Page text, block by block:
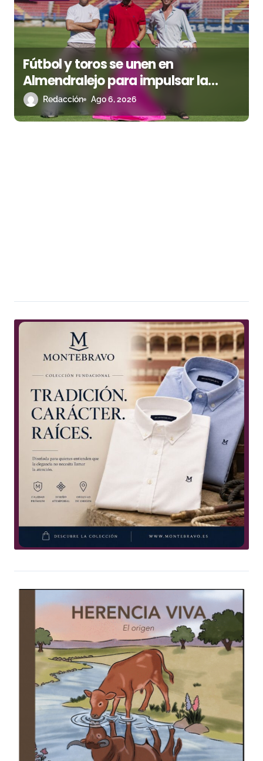
Fútbol y toros se unen en
Almendralejo para impulsar la
corrida de la Piedad
Redacción Ago 6, 2026